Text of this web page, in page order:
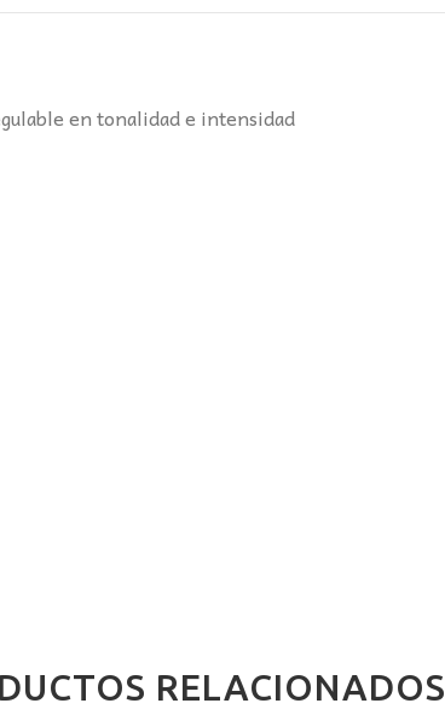
en tonalidad e intensidad
RELACIONADOS